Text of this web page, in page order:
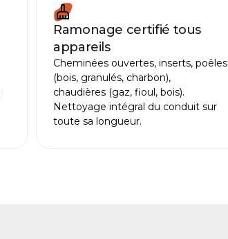
Ramonage certifié tous
appareils
Cheminées ouvertes, inserts, poêles
(bois, granulés, charbon),
chaudières (gaz, fioul, bois).
Nettoyage intégral du conduit sur
toute sa longueur.